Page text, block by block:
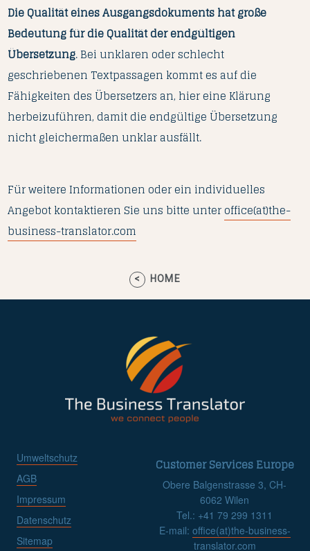
Die Qualität eines Ausgangsdokuments hat große
Bedeutung für die Qualität der endgültigen
Übersetzung. Bei unklaren oder schlecht
geschriebenen Textpassagen kommt es auf die
Fähigkeiten des Übersetzers an, hier eine Klärung
herbeizuführen, damit die endgültige Übersetzung
nicht gleichermaßen unklar ausfällt.
Für weitere Informationen oder ein individuelles
Angebot kontaktieren Sie uns bitte unteroffice(at)the-
business-translator.com
HOME
Umweltschutz
AGB
Impressum
Datenschutz
Sitemap
Customer Services Europe
Obere Balgenstrasse 3, CH-
6062 Wilen
Tel.: +41 79 299 1311
E-mail: office(at)the-business-
translator.com